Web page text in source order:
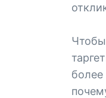
Чтобы